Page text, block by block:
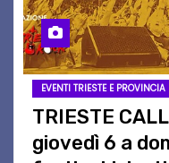
EVENTI TRIESTE E PROVINCIA
TRIESTE
giovedì 6 a